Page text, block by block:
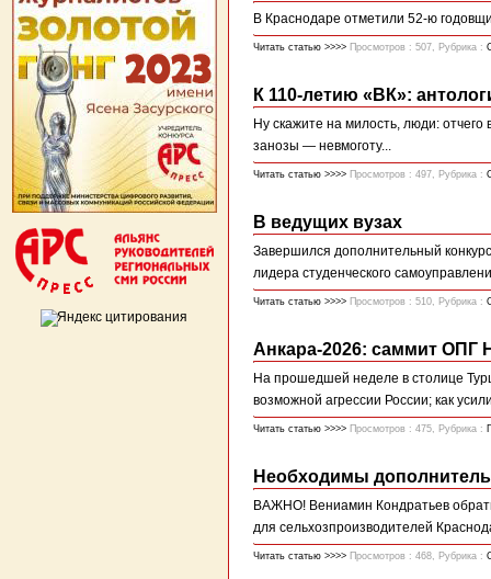
В Краснодаре отметили 52-ю
Читать статью >>>> Просмотров : 507, Рубрика :
К 110-летию «ВК»:
Ну скажите на милость, люди: отчего
занозы — невмоготу...
Читать статью >>>> Просмотров : 497, Рубрика :
В ведущих вузах
Завершился дополнительный
лидера студенческого
Читать статью >>>> Просмотров : 510, Рубрика :
Анкара-2026: саммит ОПГ
На прошедшей неделе в столице
возможной агрессии России; как
Читать статью >>>> Просмотров : 475, Рубрика :
Необходимы
ВАЖНО! Вениамин Кондратьев
для сельхозпроизводителей
Читать статью >>>> Просмотров : 468, Рубрика :